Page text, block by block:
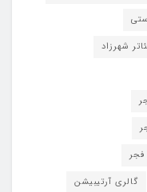
شهرزاد
گالری آرتیبیشن